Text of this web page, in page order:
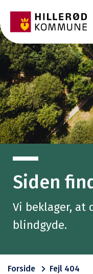
Siden
Vi beklager, at
blindgyde.
Forside Fejl 404